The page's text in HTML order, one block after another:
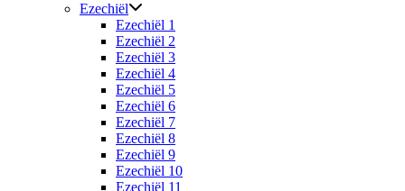
Ezechiël
Ezechiël 1
Ezechiël 2
Ezechiël 3
Ezechiël 4
Ezechiël 5
Ezechiël 6
Ezechiël 7
Ezechiël 8
Ezechiël 9
Ezechiël 10
Ezechiël 11